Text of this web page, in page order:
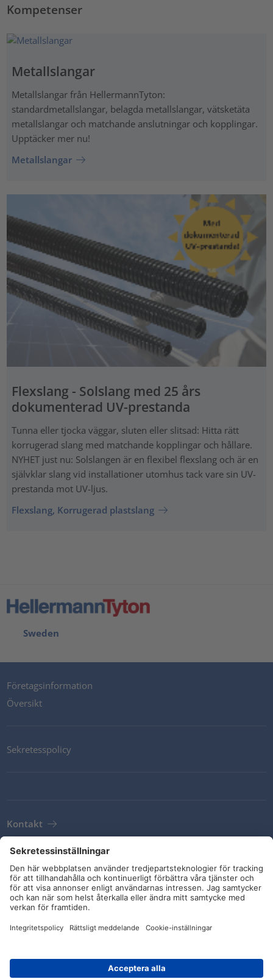
Kompetenser
Metallslangar
Metallslangar från HellermannTyton:
standardmetallslangar, belagda metallslangar, vätsketäta
metallslangar och matchande anslutningar och kopplingar.
Upptäcker mer nu!
Metallslangar
Flexslang - Solslang med 25 års
dokumenterad UV-prestanda
Tunna eller tjocka väggar, sluten eller slitsad: Hitta rätt
korrugerad slang med matchande kopplingar och hållare.
NYHET just nu: Solslangen är en flexibel flexslang och är en
självklar slang vid installationer utomhus tack vare sin UV-
prestanda mot UV-ljus.
Flexslang, Korrugerad plastslang
Sweden
Företagsinformation
Översikt
Sekretesspolicy
Kontakt
Leveransvillkor
Riktlinjer och åtaganden
Sociala medier